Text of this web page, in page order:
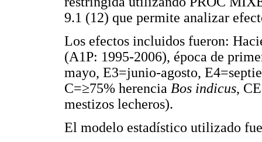
9.1 (12) que permite analizar
Los efectos incluidos fueron:
(A1P: 1995-2006), época de
mayo, E3=junio-agosto,
C=≥75% herencia Bos indicus,
mestizos lecheros).
El modelo estadístico utilizado